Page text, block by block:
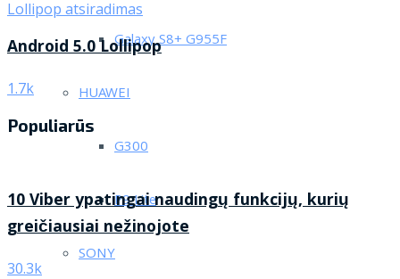
Galaxy S8+ G955F
HUAWEI
G300
P9 Lite
SONY
Android 5.0 Lollipop
1.7k
Populiarūs
10 Viber ypatingai naudingų funkcijų, kurių
greičiausiai nežinojote
30.3k